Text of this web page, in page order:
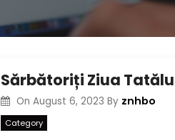
On August 6, 2023 By znhbo
Category